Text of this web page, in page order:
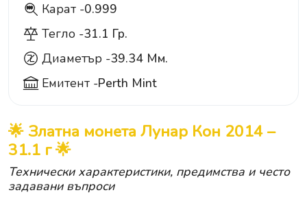
999 Карат -0.999
Тегло -31.1 Гр.
Диаметър -39.34 Мм.
Емитент -Perth Mint
🌟 Златна монета Лунар Кон 2014 –
31.1 г 🌟
Технически характеристики, предимства и често
задавани въпроси